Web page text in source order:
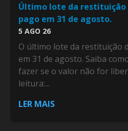
Último lote da restituição
pago em 31 de agosto.
5 AGO 26
O último lote da restituição
em 31 de agosto. Saiba
fazer se o valor não for
leitura:...
LER MAIS